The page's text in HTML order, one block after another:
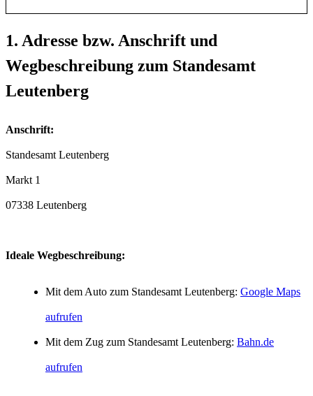
1. Adresse bzw. Anschrift und
Wegbeschreibung zum Standesamt
Leutenberg
Anschrift:
Standesamt Leutenberg
07338 Leutenberg
Ideale Wegbeschreibung:
Mit dem Auto zum Standesamt Leutenberg: Google Maps
aufrufen
Mit dem Zug zum Standesamt Leutenberg: Bahn.de
aufrufen